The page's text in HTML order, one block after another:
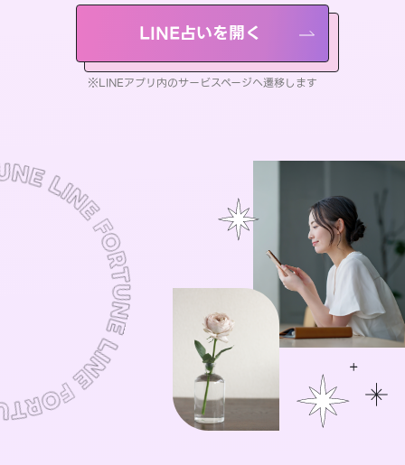
LINE占いを開く
※LINEアプリ内のサービスページへ遷移します